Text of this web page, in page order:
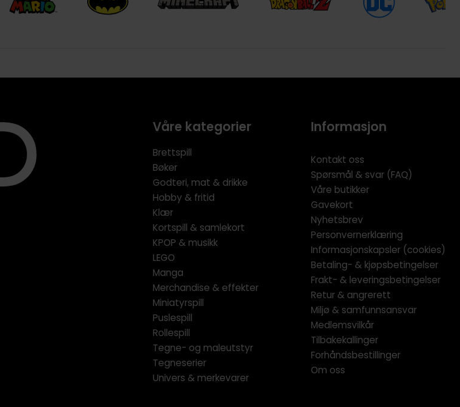
Våre kategorier
Brettspill
Bøker
Godteri, mat & drikke
Hobby & fritid
Klær
Kortspill & samlekort
KPOP & musikk
LEGO
Manga
Merchandise & effekter
Miniatyrspill
Puslespill
Rollespill
Tegne- og maleutstyr
Tegneserier
Univers & merkevarer
Informasjon
Kontakt oss
Spørsmål & svar (FAQ)
Våre butikker
Gavekort
Nyhetsbrev
Personvernerklæring
Informasjonskapsler (cookies)
Betaling- & kjøpsbetingelser
Frakt- & leveringsbetingelser
Retur & angrerett
Miljø & samfunnsansvar
Medlemsvilkår
Tilbakekallinger
Forhåndsbestillinger
Om oss